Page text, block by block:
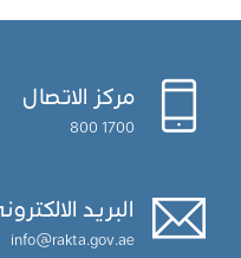
مركز الاتصال
1700 800
البريد
info@rakta.gov.ae